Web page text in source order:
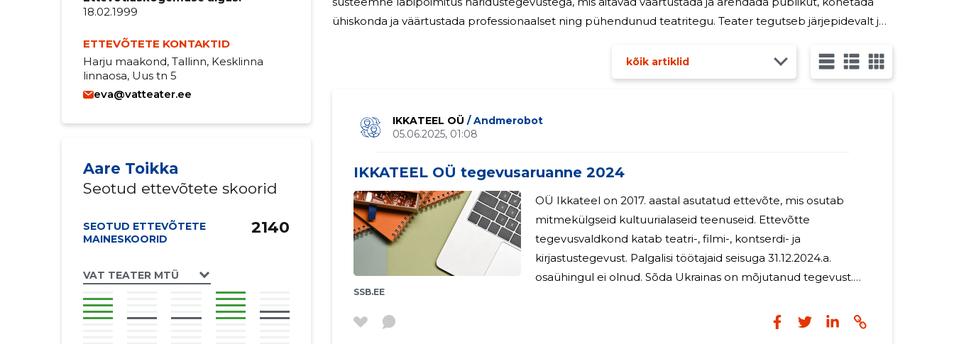
18.02.1999
ETTEVÕTETE KONTAKTID
Harju maakond, Tallinn, Kesklinna
linnaosa, Uus tn 5
eva@vatteater.ee
Aare Toikka
Seotud ettevõtete skoorid
SEOTUD ETTEVÕTETE
MAINESKOORID
VAT TEATER MTÜ
2140
ühiskonda ja väärtustada professionaalset ning pühendunud teatritegu. Teater tegutseb järjepidevalt ja
kõik artiklid
IKKATEEL OÜ / Andmerobot
05.06.2025, 01:08
IKKATEEL OÜ tegevusaruanne 2024
SSB.EE
OÜ Ikkateel on 2017. aastal asutatud ettevõte, mis osutab
mitmekülgseid kultuurialaseid teenuseid. Ettevõtte
tegevusvaldkond katab teatri-, filmi-, kontserdi- ja
kirjastustegevust. Palgalisi töötajaid seisuga 31.12.2024.a.
osaühingul ei olnud. Sõda Ukrainas on mõjutanud tegevust.
tulnud ümber vaadata, kuid tegevuse maht ei ole vähenenud,